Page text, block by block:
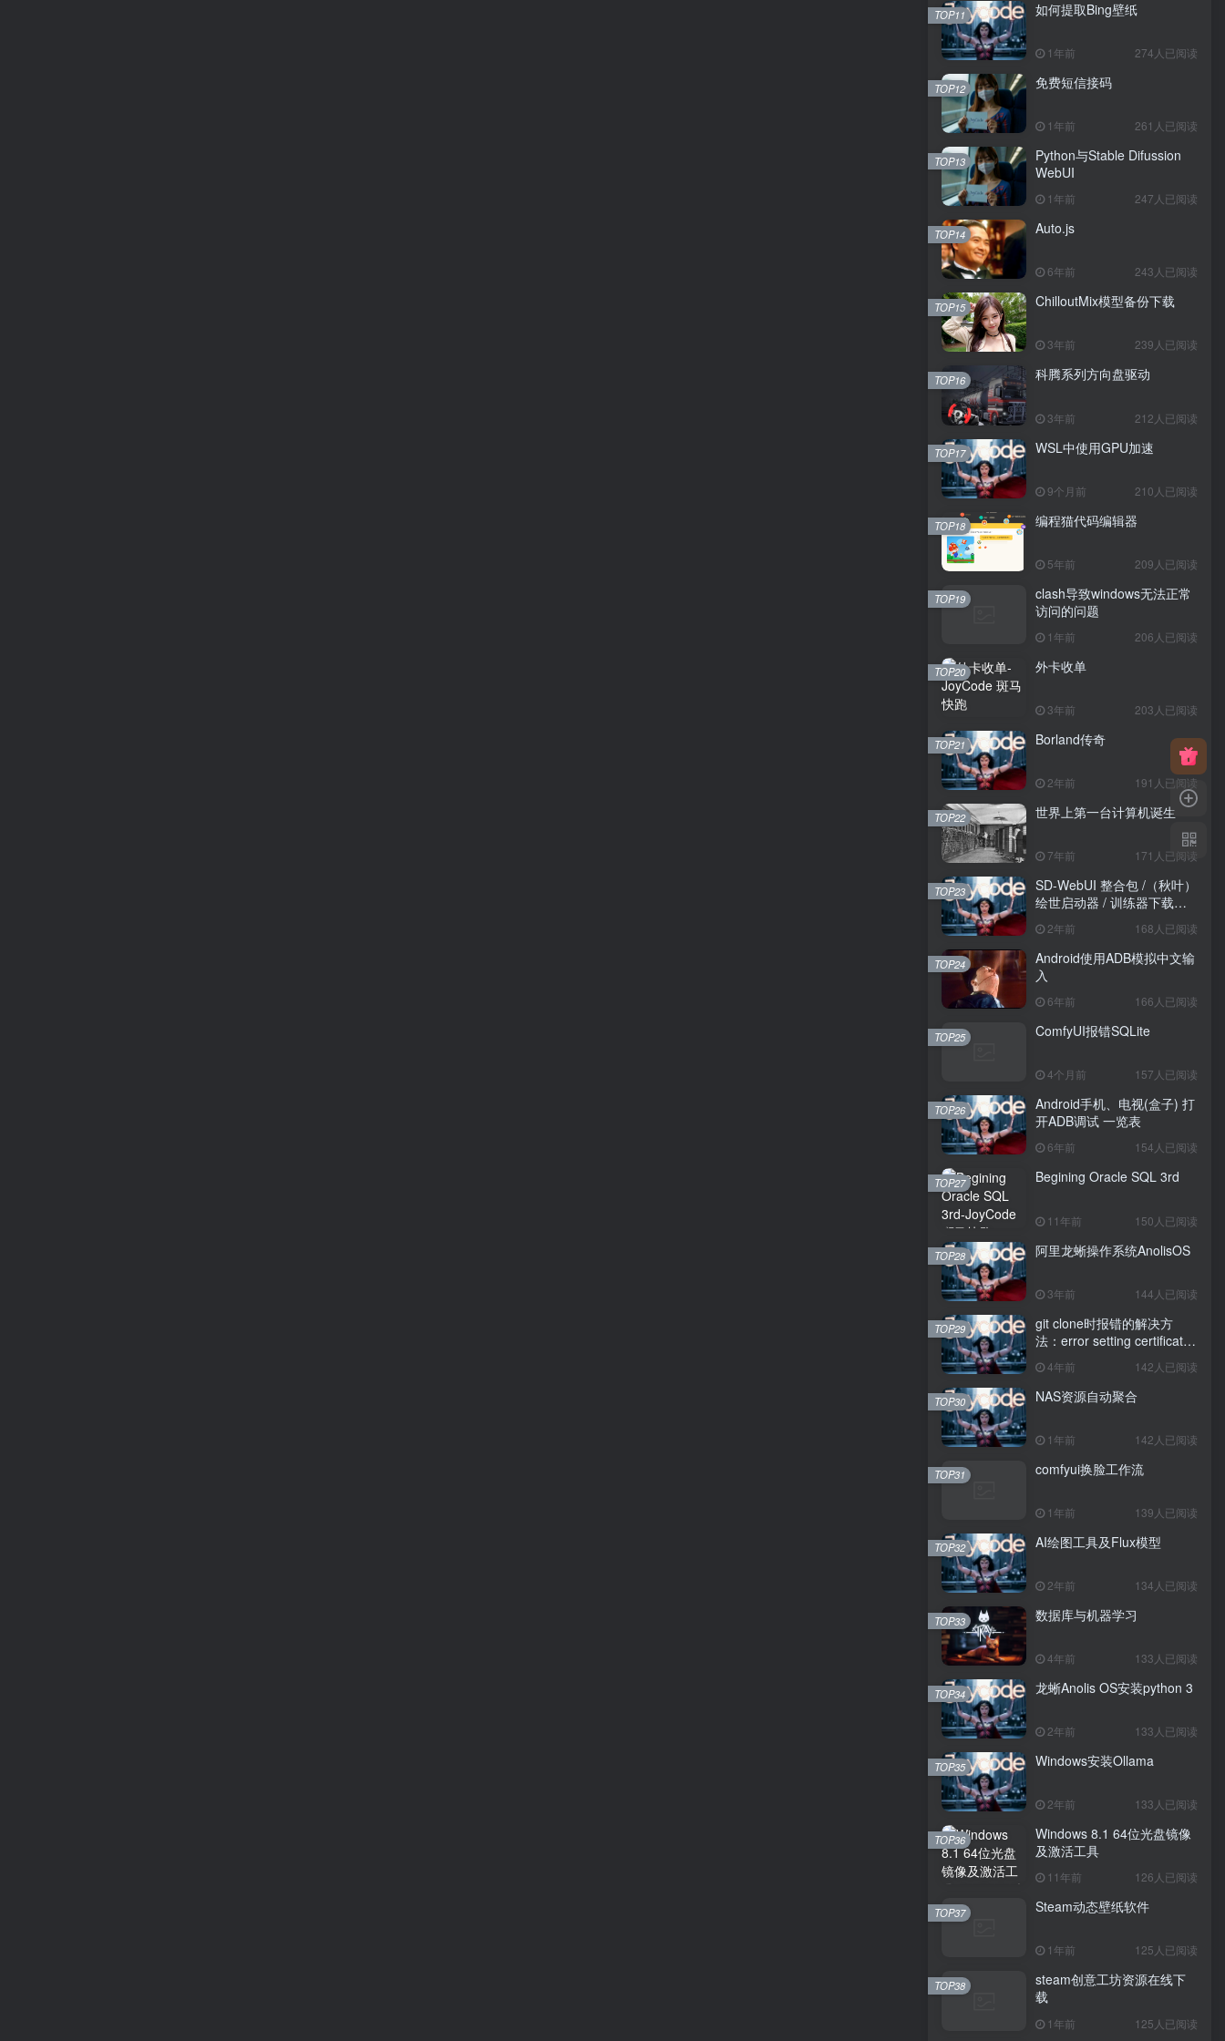
如何提取Bing壁纸
1年前 274人已阅读
TOP11
免费短信接码
1年前 261人已阅读
TOP12
Python与Stable Difussion
WebUI
1年前 247人已阅读
TOP13
Auto.js
6年前 243人已阅读
TOP14
ChilloutMix模型备份下载
3年前 239人已阅读
TOP15
科腾系列方向盘驱动
3年前 212人已阅读
TOP16
WSL中使用GPU加速
9个月前 210人已阅读
TOP17
编程猫代码编辑器
5年前 209人已阅读
TOP18
clash导致windows无法正常
访问的问题
1年前 206人已阅读
TOP19
外卡收单
3年前 203人已阅读
TOP20
Borland传奇
2年前 191人已阅读
TOP21
世界上第一台计算机诞生
7年前 171人已阅读
TOP22
SD-WebUI 整合包 /（秋叶）
绘世启动器 / 训练器下载导
2年前 168人已阅读
TOP23
Android使用ADB模拟中文输
入
6年前 166人已阅读
TOP24
ComfyUI报错SQLite
4个月前 157人已阅读
TOP25
Android手机、电视(盒子) 打
开ADB调试 一览表
6年前 154人已阅读
TOP26
Begining Oracle SQL 3rd
11年前 150人已阅读
TOP27
阿里龙蜥操作系统AnolisOS
3年前 144人已阅读
TOP28
git clone时报错的解决方
法：error setting certificate
4年前 142人已阅读
TOP29
NAS资源自动聚合
1年前 142人已阅读
TOP30
comfyui换脸工作流
1年前 139人已阅读
TOP31
AI绘图工具及Flux模型
2年前 134人已阅读
TOP32
数据库与机器学习
4年前 133人已阅读
TOP33
龙蜥Anolis OS安装python 3
2年前 133人已阅读
TOP34
Windows安装Ollama
2年前 133人已阅读
TOP35
Windows 8.1 64位光盘镜像
及激活工具
11年前 126人已阅读
TOP36
Steam动态壁纸软件
1年前 125人已阅读
TOP37
steam创意工坊资源在线下
载
1年前 125人已阅读
TOP38